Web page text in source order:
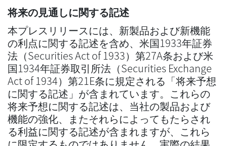
将来の見通しに関する記述
本プレスリリースには、新製品および新機能
の利点に関する記述を含め、米国1933年証券
法（Securities Act of 1933）第27A条および米
国1934年証券取引所法（Securities Exchange
Act of 1934）第21E条に規定される「将来予想
に関する記述」が含まれています。これらの
将来予想に関する記述は、当社の製品および
機能の強化、またそれらによってもたらされ
る利益に関する記述が含まれますが、これら